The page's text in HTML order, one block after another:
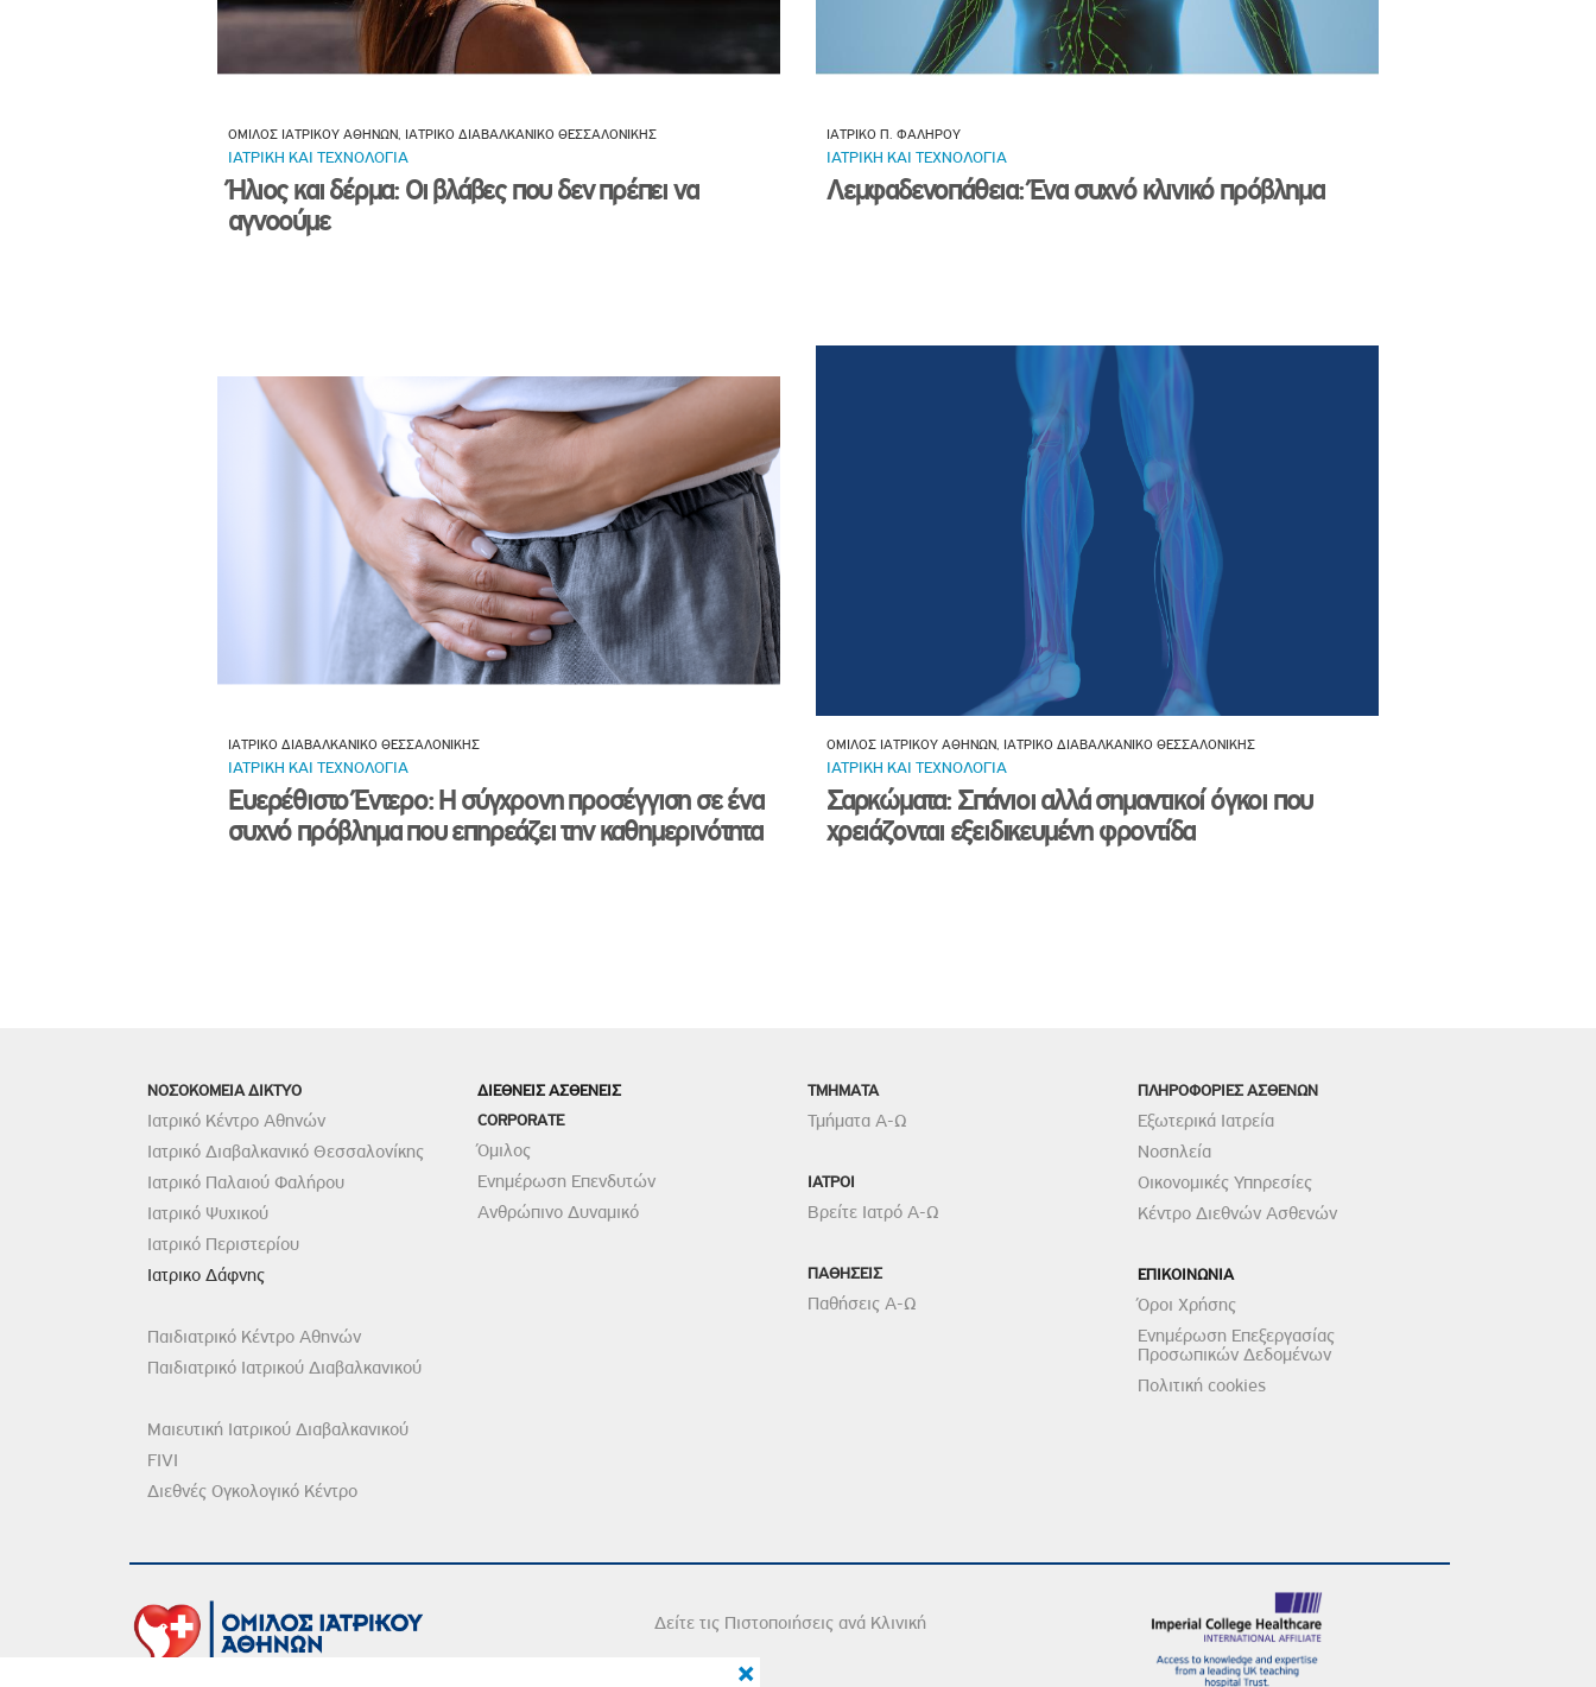
ΟΜΙΛΟΣ ΙΑΤΡΙΚΟΥ ΑΘΗΝΩΝ, ΙΑΤΡΙΚΟ ΔΙΑΒΑΛΚΑΝΙΚΟ ΘΕΣΣΑΛΟΝΙΚΗΣ
ΙΑΤΡΙΚΗ ΚΑΙ ΤΕΧΝΟΛΟΓΙΑ
Ήλιος και δέρμα: Οι βλάβες που δεν πρέπει να
αγνοούμε
ΙΑΤΡΙΚΟ Π. ΦΑΛΗΡΟΥ
ΙΑΤΡΙΚΗ ΚΑΙ ΤΕΧΝΟΛΟΓΙΑ
Λεμφαδενοπάθεια: Ένα συχνό κλινικό πρόβλημα
ΙΑΤΡΙΚΟ ΔΙΑΒΑΛΚΑΝΙΚΟ ΘΕΣΣΑΛΟΝΙΚΗΣ
ΙΑΤΡΙΚΗ ΚΑΙ ΤΕΧΝΟΛΟΓΙΑ
Ευερέθιστο Έντερο: Η σύγχρονη προσέγγιση σε ένα
συχνό πρόβλημα που επηρεάζει την καθημερινότητα
ΟΜΙΛΟΣ ΙΑΤΡΙΚΟΥ ΑΘΗΝΩΝ, ΙΑΤΡΙΚΟ ΔΙΑΒΑΛΚΑΝΙΚΟ ΘΕΣΣΑΛΟΝΙΚΗΣ
ΙΑΤΡΙΚΗ ΚΑΙ ΤΕΧΝΟΛΟΓΙΑ
Σαρκώματα: Σπάνιοι αλλά σημαντικοί όγκοι που
χρειάζονται εξειδικευμένη φροντίδα
ΝΟΣΟΚΟΜΕΙΑ ΔΙΚΤΥΟ
Ιατρικό Κέντρο Αθηνών
Ιατρικό Διαβαλκανικό Θεσσαλονίκης
Ιατρικό Παλαιού Φαλήρου
Ιατρικό Ψυχικού
Ιατρικό Περιστερίου
Ιατρικο Δάφνης
Παιδιατρικό Κέντρο Αθηνών
Παιδιατρικό Ιατρικού Διαβαλκανικού
Μαιευτική Ιατρικού Διαβαλκανικού
FIVI
Διεθνές Ογκολογικό Κέντρο
ΔΙΕΘΝΕΙΣ ΑΣΘΕΝΕΙΣ
CORPORATE
Όμιλος
Ενημέρωση Επενδυτών
Ανθρώπινο Δυναμικό
TMHMATA
Τμήματα Α-Ω
ΙΑΤΡΟΙ
Βρείτε Ιατρό Α-Ω
ΠΑΘΗΣΕΙΣ
Παθήσεις Α-Ω
ΠΛΗΡΟΦΟΡΙΕΣ ΑΣΘΕΝΩΝ
Εξωτερικά Ιατρεία
Νοσηλεία
Οικονομικές Υπηρεσίες
Κέντρο Διεθνών Ασθενών
ΕΠΙΚΟΙΝΩΝΙΑ
Όροι Χρήσης
Ενημέρωση Επεξεργασίας
Προσωπικών Δεδομένων
Πολιτική cookies
Δείτε τις Πιστοποιήσεις ανά Κλινική
×